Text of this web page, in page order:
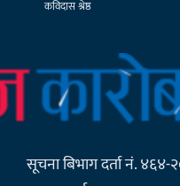
कविदास श्रेष्ठ
सूचना बिभाग दर्ता नं.